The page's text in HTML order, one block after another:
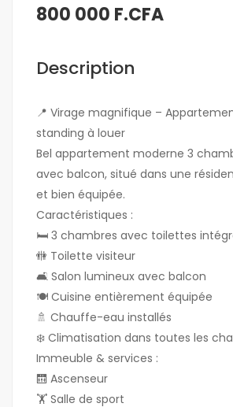
800 000 F.CFA
Description
📍 Virage magnifique –
standing à louer
Bel appartement moderne 3
avec balcon, situé dans une
et bien équipée.
Caractéristiques :
🛏 3 chambres avec toilettes
🚻 Toilette visiteur
🛋 Salon lumineux avec balcon
🍽 Cuisine entièrement équipée
🚿 Chauffe-eau installés
❄️ Climatisation dans toutes les
Immeuble & services :
🛗 Ascenseur
🏋️ Salle de sport